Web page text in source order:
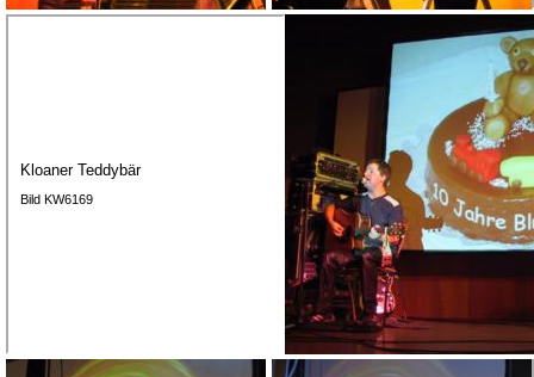
Kloaner Teddybär
Bild KW6169